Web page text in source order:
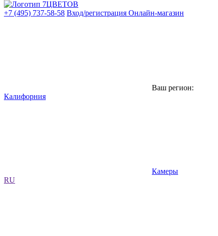
+7 (495) 737-58-58 Вход/регистрация Онлайн-магазин
Ваш регион:
Калифорния
Камеры
RU